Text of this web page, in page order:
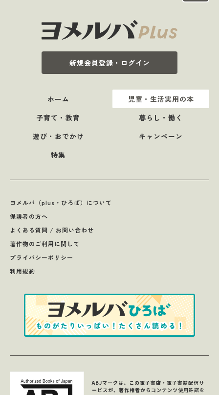
新規会員登録・ログイン
ホーム
児童・生活実用の本
子育て・教育
暮らし・働く
遊び・おでかけ
キャンペーン
特集
ヨメルバ（plus・ひろば）について
保護者の方へ
よくある質問 / お問い合わせ
著作物のご利用に関して
プライバシーポリシー
利用規約
ABJマークは、この電子書店・電子書籍配信サ
ービスが、著作権者からコンテンツ使用許諾を